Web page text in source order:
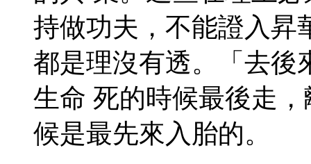
持做功夫，不能證入昇
都是理沒有透。「去後
生命 死的時候最後走
候是最先來入胎的。